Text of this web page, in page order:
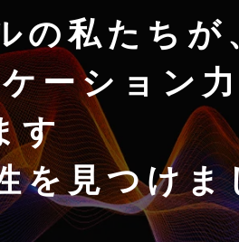
の私たちが
ーション
す
を見つけま